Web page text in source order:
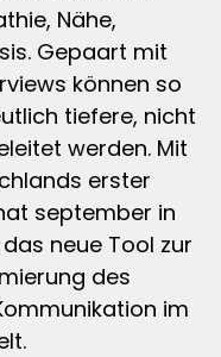
Nähe,
Gepaart mit
können so
tiefere, nicht
werden. Mit
erster
september in
neue Tool zur
des
im